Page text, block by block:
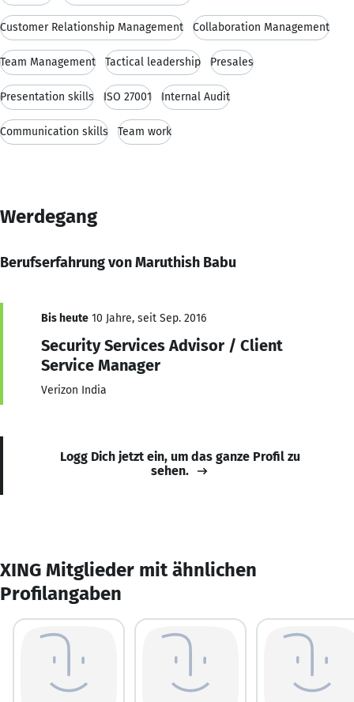
Customer Relationship Management Collaboration Management
Team Management Tactical leadership Presales
Presentation skills ISO 27001 Internal Audit
Communication skills Team work
Werdegang
Berufserfahrung von Maruthish Babu
Bis heute 10 Jahre, seit Sep. 2016
Security Services Advisor / Client
Service Manager
Verizon India
Logg Dich jetzt ein, um das ganze Profil zu
sehen.
XING Mitglieder mit ähnlichen
Profilangaben